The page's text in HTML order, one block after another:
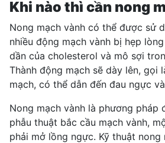
Khi nào thì cần nong
Nong mạch vành có thể được sử
nhiều động mạch vành bị hẹp
dần của cholesterol và mô sợi
Thành động mạch sẽ dày lên, gọi
mạch, có thể dẫn đến đau ngực
Nong mạch vành là phương pháp
phẫu thuật bắc cầu mạch vành,
phải mở lồng ngực. Kỹ thuật nong